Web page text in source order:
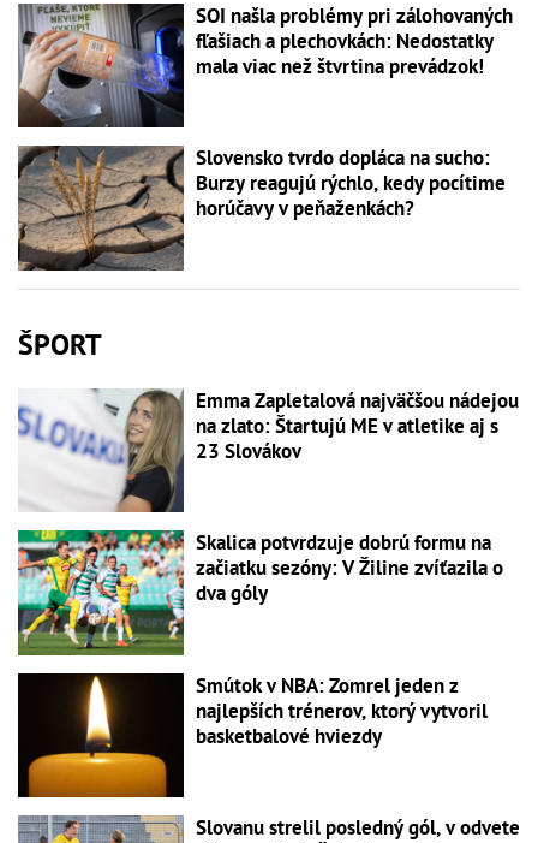
SOI našla problémy pri zálohovaných
fľašiach a plechovkách: Nedostatky
mala viac než štvrtina prevádzok!
Slovensko tvrdo dopláca na sucho:
Burzy reagujú rýchlo, kedy pocítime
horúčavy v peňaženkách?
ŠPORT
Emma Zapletalová najväčšou nádejou
na zlato: Štartujú ME v atletike aj s
23 Slovákov
Skalica potvrdzuje dobrú formu na
začiatku sezóny: V Žiline zvíťazila o
dva góly
Smútok v NBA: Zomrel jeden z
najlepších trénerov, ktorý vytvoril
basketbalové hviezdy
Slovanu strelil posledný gól, v odvete